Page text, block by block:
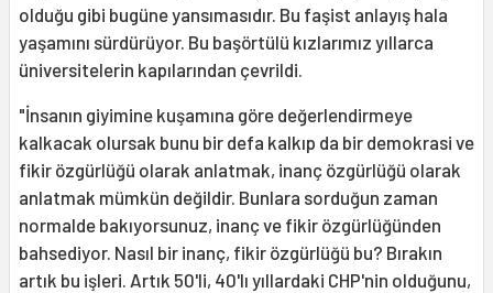
olduğu gibi bugüne yansımasıdır. Bu faşist anlayış hala
yaşamını sürdürüyor. Bu başörtülü kızlarımız yıllarca
üniversitelerin kapılarından çevrildi.
"İnsanın giyimine kuşamına göre değerlendirmeye
kalkacak olursak bunu bir defa kalkıp da bir demokrasi ve
fikir özgürlüğü olarak anlatmak, inanç özgürlüğü olarak
anlatmak mümkün değildir. Bunlara sorduğun zaman
normalde bakıyorsunuz, inanç ve fikir özgürlüğünden
bahsediyor. Nasıl bir inanç, fikir özgürlüğü bu? Bırakın
artık bu işleri. Artık 50'li, 40'lı yıllardaki CHP'nin olduğunu,